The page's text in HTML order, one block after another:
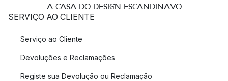
A CASA DO DESIGN ESCANDINAVO
SERVIÇO AO CLIENTE
Serviço ao Cliente
Devoluções e Reclamações
Registe sua Devolução ou Reclamação